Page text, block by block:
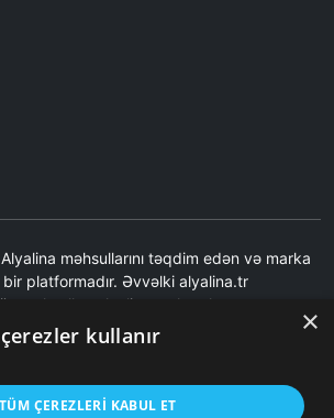
məhsullarını təqdim edən və marka
platformadır. Əvvəlki alyalina.tr
məhsulları alyalina.az kataloq
keçirə bilərlər. Ən son qiymətlər və
yə səbətə əlavə etmə əməliyyatı ilə
birbaşa satış etmir.Saytımız Məhsul
məhsul çatdırılması ilə bağlı məsuliyyət
×
kullanır
TÜM ÇEREZLERI KABUL ET